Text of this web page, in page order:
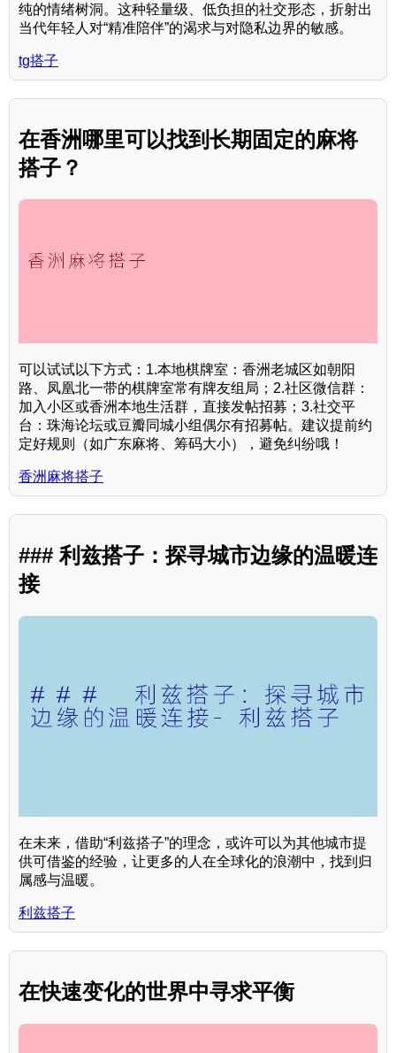
纯的情绪树洞。这种轻量级、低负担的社交形态，折射出
当代年轻人对“精准陪伴”的渴求与对隐私边界的敏感。
tg搭子
在香洲哪里可以找到长期固定的麻将
搭子？
可以试试以下方式：1.本地棋牌室：香洲老城区如朝阳
路、凤凰北一带的棋牌室常有牌友组局；2.社区微信群：
加入小区或香洲本地生活群，直接发帖招募；3.社交平
台：珠海论坛或豆瓣同城小组偶尔有招募帖。建议提前约
定好规则（如广东麻将、筹码大小），避免纠纷哦！
香洲麻将搭子
### 利兹搭子：探寻城市边缘的温暖连
接
在未来，借助“利兹搭子”的理念，或许可以为其他城市提
供可借鉴的经验，让更多的人在全球化的浪潮中，找到归
属感与温暖。
利兹搭子
在快速变化的世界中寻求平衡